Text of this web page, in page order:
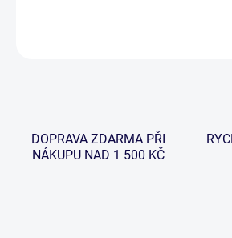
DOPRAVA ZDARMA PŘI
NÁKUPU NAD 1 500 KČ